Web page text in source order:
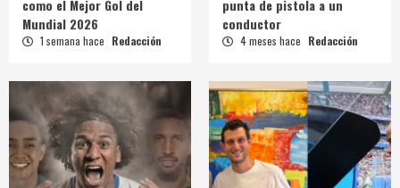
como el Mejor Gol del
Mundial 2026
1 semana hace Redacción
punta de pistola a un
conductor
4 meses hace Redacción